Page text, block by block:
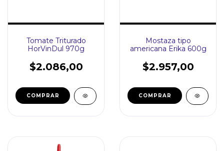
Tomate Triturado
HorVinDul 970g
$2.086,00
Mostaza tipo
americana Erika 600g
$2.957,00